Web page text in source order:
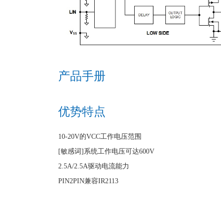
产品手册
优势特点
10-20V的VCC工作电压范围
[敏感词]系统工作电压可达600V
2.5A/2.5A驱动电流能力
PIN2PIN兼容IR2113